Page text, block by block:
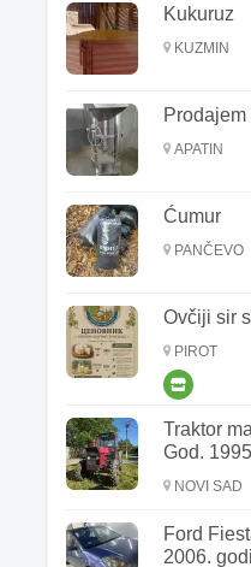
Kukuruz
KUZMIN
APATIN
Ćumur
PANČEVO
Ovčiji sir
PIROT
Traktor
God. 1995
NOVI SAD
Ford
2006.